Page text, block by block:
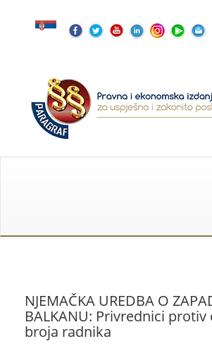
NJEMAČKA UREDBA O
BALKANU: Privrednici
broja radnika